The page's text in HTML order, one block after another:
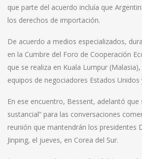
que parte del acuerdo incluía que
los derechos de importación.
De acuerdo a medios especializados,
en la Cumbre del Foro de Cooperación
que se realiza en Kuala Lumpur
equipos de negociadores Estados Unidos
En ese encuentro, Bessent, adelantó que
sustancial” para las conversaciones
reunión que mantendrán los presidentes
Jinping, el jueves, en Corea del Sur.